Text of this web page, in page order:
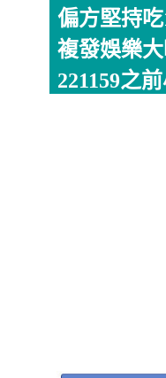
偏方堅持
複發娛樂大
221159之